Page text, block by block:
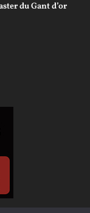
du Gant d’or